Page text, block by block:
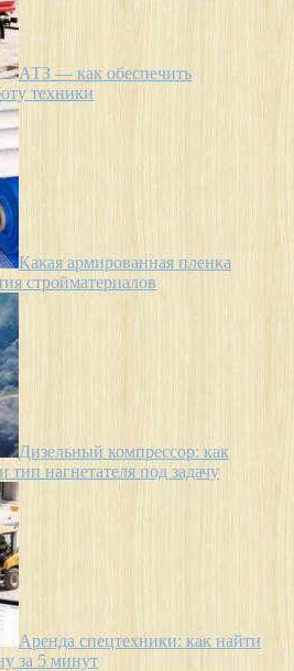
АТЗ — как обеспечить
техники
Какая армированная пленка
стройматериалов
Дизельный компрессор: как
тип нагнетателя под задачу
Аренда спецтехники: как найти
за 5 минут